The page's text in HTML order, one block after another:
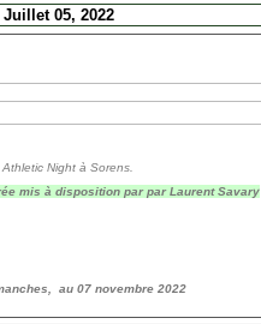
Juillet 05, 2022
Night à Sorens.
mis à disposition par par Laurent Savary
au 07 novembre 2022